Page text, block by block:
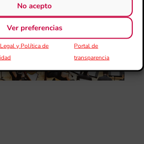
No acepto
Ver preferencias
y Política de
Portal de
transparencia